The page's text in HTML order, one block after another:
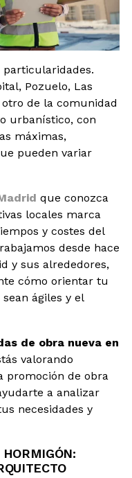
particularidades.
Pozuelo, Las
de la comunidad
urbanístico, con
máximas,
pueden variar
que conozca
locales marca
y costes del
desde hace
y sus alrededores,
cómo orientar tu
ágiles y el
de obra nueva en
valorando
promoción de obra
a analizar
necesidades y
HORMIGÓN: